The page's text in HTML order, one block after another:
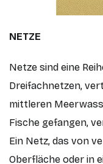
NETZE
Netze sind eine
Dreifachnetzen,
mittleren
Fische gefangen,
Ein Netz, das von
Oberfläche oder in